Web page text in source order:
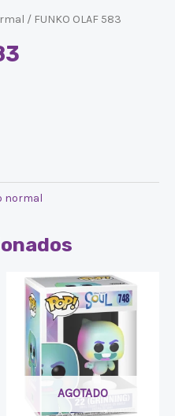
/ FUNKO OLAF 583
normal
AGOTADO